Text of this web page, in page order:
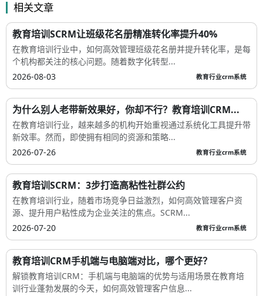
相关文章
教育培训SCRM让班级花名册精准转化率提升40%
在教育培训行业中，如何高效管理班级花名册并提升转化率，是每
个机构都关注的核心问题。随着数字化转型...
2026-08-03
教育行业crm系统
为什么别人老带新效果好，你却不行？教育培训CRM...
在教育培训行业，越来越多的机构开始重视通过系统化工具提升带
新效率。然而，即使拥有相同的资源和策略...
2026-07-26
教育行业crm系统
教育培训SCRM：3步打造高粘性社群公约
在教育培训行业，随着市场竞争日益激烈，如何高效管理客户资
源、提升用户粘性成为企业关注的焦点。SCRM...
2026-07-20
教育行业crm系统
教育培训CRM手机端与电脑端对比，哪个更好？
解锁教育培训CRM：手机端与电脑端的优势与适用场景在教育培
训行业蓬勃发展的今天，如何高效管理客户信息...